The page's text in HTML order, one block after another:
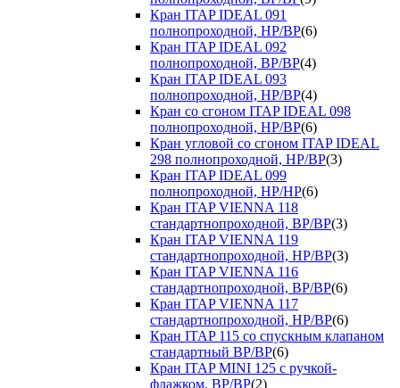
Кран ITAP IDEAL 091
полнопроходной, НР/ВР(6)
Кран ITAP IDEAL 092
полнопроходной, ВР/ВР(4)
Кран ITAP IDEAL 093
полнопроходной, НР/ВР(4)
Кран со сгоном ITAP IDEAL 098
полнопроходной, НР/ВР(6)
Кран угловой со сгоном ITAP IDEAL
298 полнопроходной, НР/ВР(3)
Кран ITAP IDEAL 099
полнопроходной, НР/НР(6)
Кран ITAP VIENNA 118
стандартнопроходной, ВР/ВР(3)
Кран ITAP VIENNA 119
стандартнопроходной, НР/ВР(3)
Кран ITAP VIENNA 116
стандартнопроходной, ВР/ВР(6)
Кран ITAP VIENNA 117
стандартнопроходной, НР/ВР(6)
Кран ITAP 115 со спускным клапаном
стандартный ВР/ВР(6)
Кран ITAP MINI 125 с ручкой-
флажком, ВР/ВР(2)